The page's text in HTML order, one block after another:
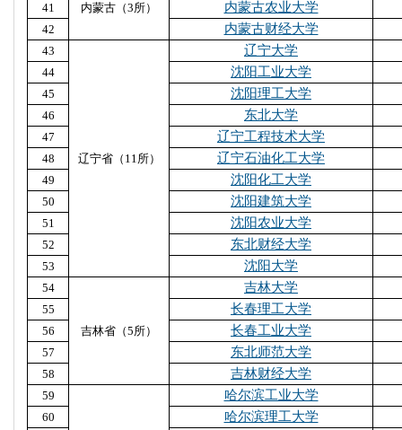
内蒙古（3所）
41 内蒙古农业大学
42 内蒙古财经大学
43
辽宁省（11所）
辽宁大学
44 沈阳工业大学
45 沈阳理工大学
46 东北大学
47 辽宁工程技术大学
48 辽宁石油化工大学
49 沈阳化工大学
50 沈阳建筑大学
51 沈阳农业大学
52 东北财经大学
53 沈阳大学
54
吉林省（5所）
吉林大学
55 长春理工大学
56 长春工业大学
57 东北师范大学
58 吉林财经大学
59 哈尔滨工业大学
60 哈尔滨理工大学